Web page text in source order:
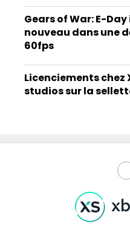
Gears of War: E-
nouveau dans une
60fps
Licenciements chez
studios sur la